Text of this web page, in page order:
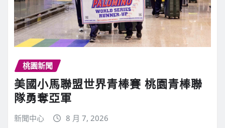
桃園新聞
美國小馬聯盟世界青棒賽 桃園青棒聯
隊勇奪亞軍
新聞中心 8 月 7, 2026